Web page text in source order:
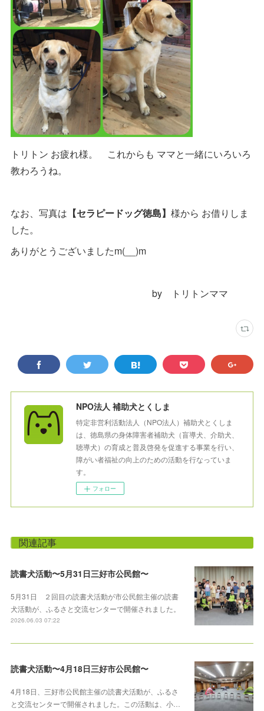
トリトン お疲れ様。 これからも ママと一緒にいろいろ
教わろうね。
なお、写真は 【セラピードッグ徳島】様から お借りしま
した。
ありがとうございましたm(__)m
by トリトンママ
NPO法人 補助犬とくしま
特定非営利活動法人（NPO法人）補助犬とくしま
は、徳島県の身体障害者補助犬（盲導犬、介助犬、
聴導犬）の育成と普及啓発を促進する事業を行い、
障がい者福祉の向上のための活動を行なっていま
す。
フォロー
関連記事
読書犬活動〜5月31日三好市公民館〜
5月31日 ２回目の読書犬活動が市公民館主催の読書
犬活動が、ふるさと交流センターで開催されました。
2026.06.03 07:22
読書犬活動〜4月18日三好市公民館〜
4月18日、三好市公民館主催の読書犬活動が、ふるさ
と交流センターで開催されました。この活動は、小…